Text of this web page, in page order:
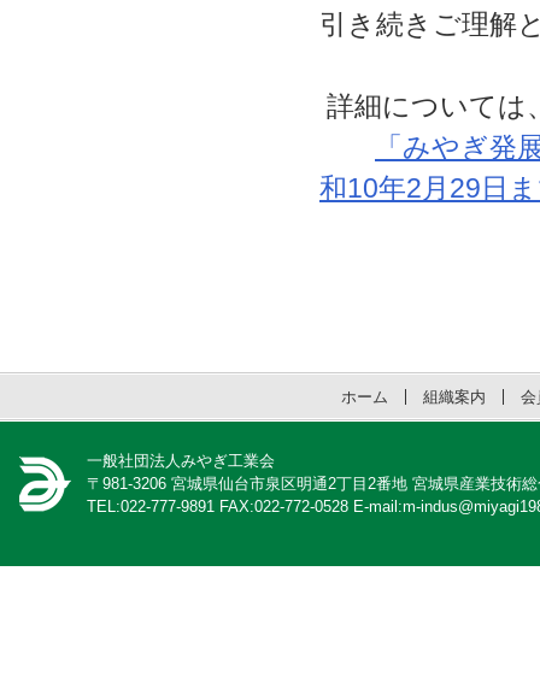
引き続きご理解
詳細については
「みやぎ発
和10年2月29日
ホーム 組織案内 会
一般社団法人みやぎ工業会
〒981-3206 宮城県仙台市泉区明通2丁目2番地 宮城県産業技術
TEL:022-777-9891 FAX:022-772-0528 E-mail:m-